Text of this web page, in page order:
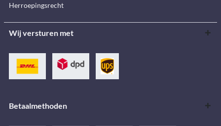
Herroepingsrecht
Wij versturen met
Betaalmethoden